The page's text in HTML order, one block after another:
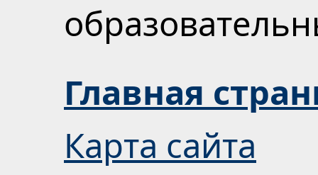
Главная
Карта сайта